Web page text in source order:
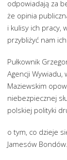
odpowiadają za
że opinia
i kulisy ich pracy,
przybliżyć nam
Pułkownik
Agencji
Maziewskim
niebezpiecznej
polskiej polityki
o tym, co dzieje
Jamesów Bondów…